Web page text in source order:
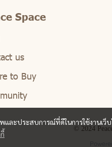
ละประสบการณ์ที่ดีในการใช้งานเว็
Space
us
to Buy
© 2024